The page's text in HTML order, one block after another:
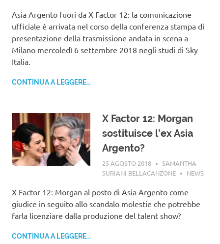
Asia Argento fuori da X Factor 12: la comunicazione
ufficiale è arrivata nel corso della conferenza stampa di
presentazione della trasmissione andata in scena a
Milano mercoledì 6 settembre 2018 negli studi di Sky
Italia.
CONTINUA A LEGGERE...
X Factor 12: Morgan
sostituisce l’ex Asia
Argento?
25 AGOSTO 2018
SAMANTHA
SURIANI BELLACANZONE
NEWS
X Factor 12: Morgan al posto di Asia Argento come
giudice in seguito allo scandalo molestie che potrebbe
farla licenziare dalla produzione del talent show?
CONTINUA A LEGGERE...